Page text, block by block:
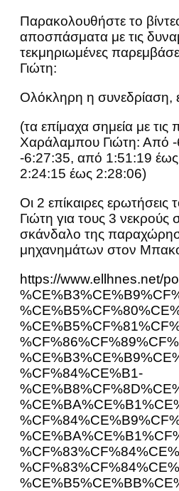
Παρακολουθήστε το
αποσπάσματα με τις
τεκμηριωμένες
Γιώτη:
Ολόκληρη η συνεδρίαση,
(τα επίμαχα σημεία με τις
Χαράλαμπου Γιώτη: Από
-6:27:35, από 1:51:19
2:24:15 έως 2:28:06)
Οι 2 επίκαιρες
Γιώτη για τους 3 νεκρούς
σκάνδαλο της
μηχανημάτων στον
https://www.ellhnes.net/
%CF%84%CE%B1-